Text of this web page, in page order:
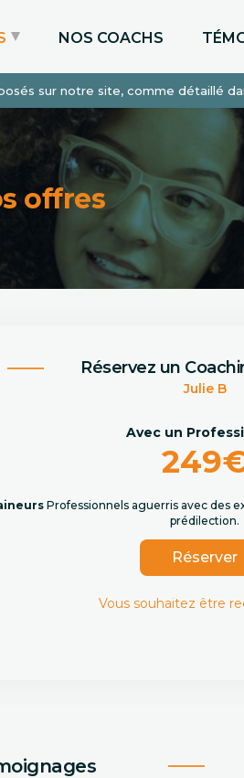
sur notre site, comme détaillé
mesure
NOS COACHS
offres
Réservez un
Julie B
Avec un
Professionnels aguerris avec des
prédilection.
Réserver
Vous souhaitez être